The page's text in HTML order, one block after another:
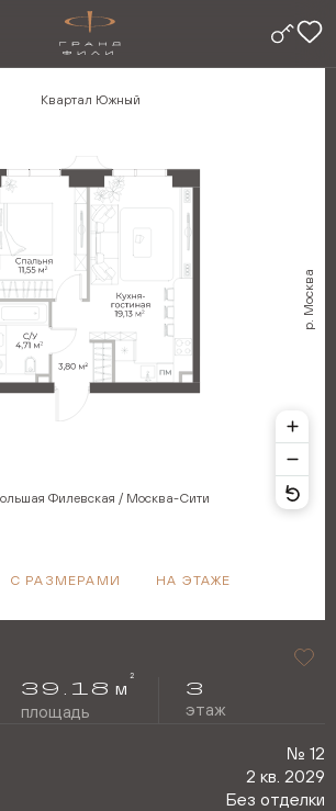
Квартал Южный
р. Москва
Филевская / Москва-Сити
С РАЗМЕРАМИ НА ЭТАЖЕ
39.18 м
2
площадь
3
этаж
№ 12
2 кв. 2029
Без отделки